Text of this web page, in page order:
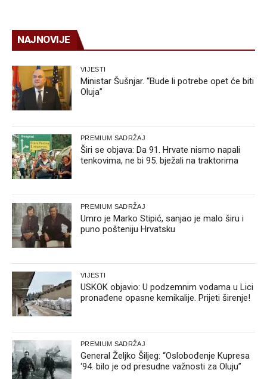
NAJNOVIJE
VIJESTI
Ministar Šušnjar. “Bude li potrebe opet će biti
Oluja”
PREMIUM SADRŽAJ
Širi se objava: Da 91. Hrvate nismo napali
tenkovima, ne bi 95. bježali na traktorima
PREMIUM SADRŽAJ
Umro je Marko Stipić, sanjao je malo širu i
puno pošteniju Hrvatsku
VIJESTI
USKOK objavio: U podzemnim vodama u Lici
pronađene opasne kemikalije. Prijeti širenje!
PREMIUM SADRŽAJ
General Željko Šiljeg: “Oslobođenje Kupresa
‘94. bilo je od presudne važnosti za Oluju”